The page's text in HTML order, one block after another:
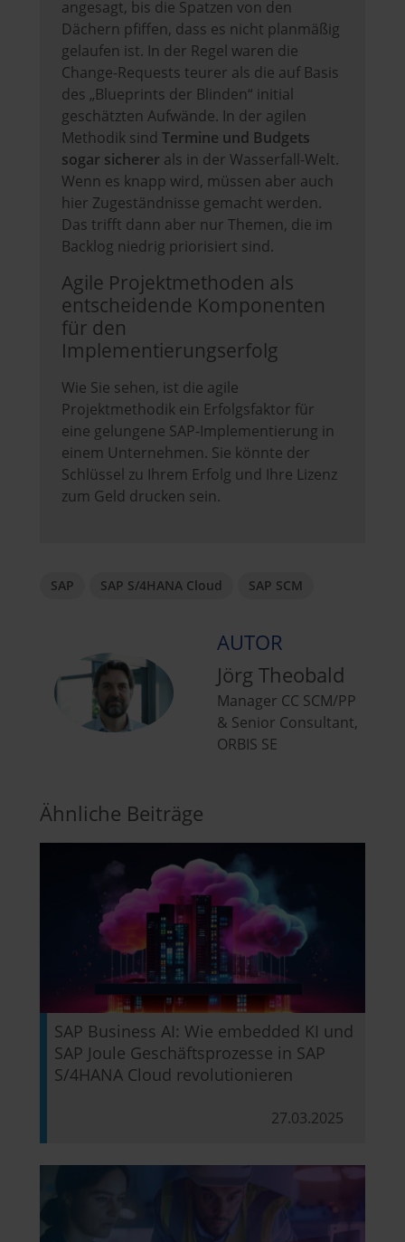
angesagt, bis die Spatzen von den
Dächern pfiffen, dass es nicht planmäßig
gelaufen ist. In der Regel waren die
Change-Requests teurer als die auf Basis
des „Blueprints der Blinden“ initial
geschätzten Aufwände. In der agilen
Methodik sind Termine und Budgets
sogar sicherer als in der Wasserfall-Welt.
Wenn es knapp wird, müssen aber auch
hier Zugeständnisse gemacht werden.
Das trifft dann aber nur Themen, die im
Backlog niedrig priorisiert sind.
Agile Projektmethoden als
entscheidende Komponenten
für den
Implementierungserfolg
Wie Sie sehen, ist die agile
Projektmethodik ein Erfolgsfaktor für
eine gelungene SAP-Implementierung in
einem Unternehmen. Sie könnte der
Schlüssel zu Ihrem Erfolg und Ihre Lizenz
zum Geld drucken sein.
SAP SAP S/4HANA Cloud SAP SCM
AUTOR
Jörg Theobald
Manager CC SCM/PP
& Senior Consultant,
ORBIS SE
Ähnliche Beiträge
SAP Business AI: Wie embedded KI und
SAP Joule Geschäftsprozesse in SAP
S/4HANA Cloud revolutionieren
27.03.2025